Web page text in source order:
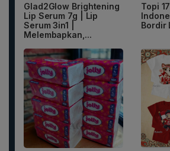
Glad2Glow Brightening
Lip Serum 7g | Lip
Serum 3in1 |
Melembapkan,...
Topi
Bordir